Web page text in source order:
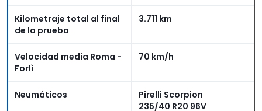
Kilometraje total al final
de la prueba
3.711 km
Velocidad media Roma -
Forlì
70 km/h
Neumáticos
Pirelli Scorpion
235/40 R20 96V